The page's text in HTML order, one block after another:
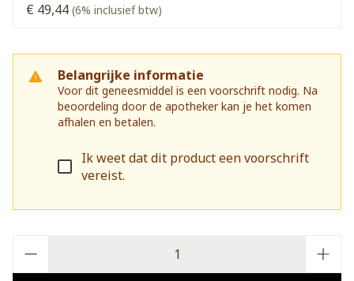
€ 49,44 (6% inclusief btw)
Belangrijke informatie
Voor dit geneesmiddel is een voorschrift nodig. Na
beoordeling door de apotheker kan je het komen
afhalen en betalen.
Ik weet dat dit product een voorschrift
vereist.